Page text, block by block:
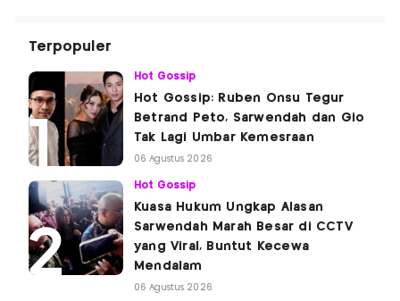
Terpopuler
Hot Gossip
Hot Gossip: Ruben Onsu Tegur
Betrand Peto, Sarwendah dan Gio
Tak Lagi Umbar Kemesraan
06 Agustus 2026
Hot Gossip
Kuasa Hukum Ungkap Alasan
Sarwendah Marah Besar di CCTV
yang Viral, Buntut Kecewa
Mendalam
06 Agustus 2026